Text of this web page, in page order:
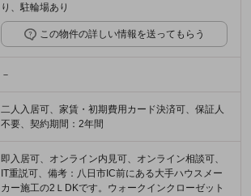
り、駐輪場あり
この物件の詳しい情報を送ってもらう
－
二人入居可、家賃・初期費用カード決済可、保証人
不要、契約期間：2年間
即入居可、オンライン内見可、オンライン相談可、
IT重説可、備考：八日市IC前にある大手ハウスメー
カー施工の2ＬDKです。ウォークインクローゼット